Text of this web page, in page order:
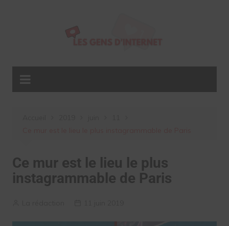
Ce mur est le lieu le plus
instagrammable de Paris